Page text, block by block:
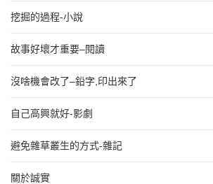
挖掘的過程-小說
故事好壞才重要–閱讀
沒啥機會改了–鉛字,印出來了
自己高興就好-影劇
避免雜草叢生的方式-雜記
關於誠實